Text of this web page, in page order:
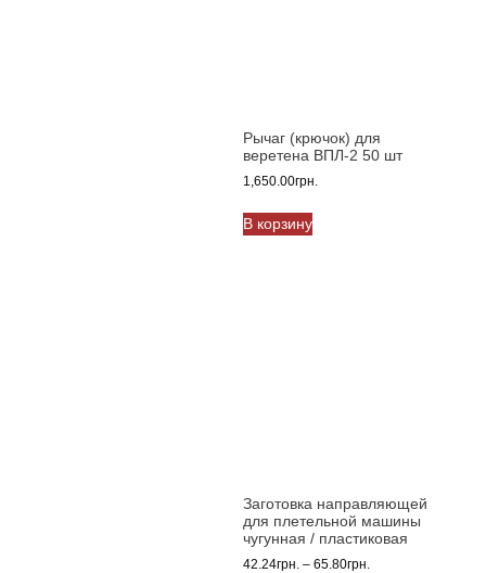
Рычаг (крючок) для
веретена ВПЛ-2 50 шт
1,650.00грн.
В корзину
Заготовка направляющей
для плетельной машины
чугунная / пластиковая
42.24грн. – 65.80грн.